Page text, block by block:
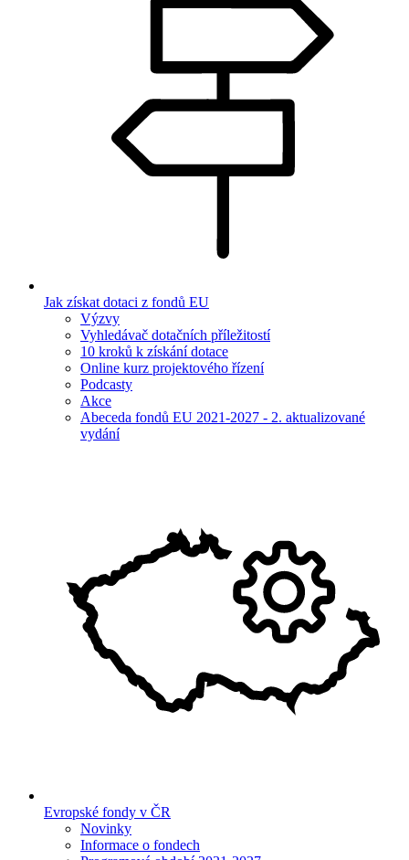
Jak získat dotaci z fondů EU
Výzvy
Vyhledávač dotačních příležitostí
10 kroků k získání dotace
Online kurz projektového řízení
Podcasty
Akce
Abeceda fondů EU 2021-2027 - 2. aktualizované
vydání
Evropské fondy v ČR
Novinky
Informace o fondech